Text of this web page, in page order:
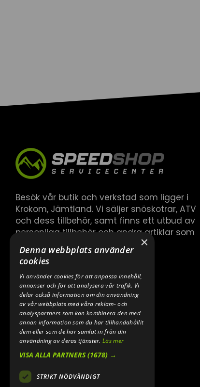
Besök vår butik och verkstad som ligger i
Krokom, Jämtland. Vi säljer snöskotrar, ATV
och dess tillbehör, samt finns ett utbud av
personliga tillbehör och andra artiklar som
hör till.
×
Denna webbplats använder
cookies
Vi använder cookies för att anpassa innehåll,
annonser och för att analysera vår trafik. Vi
delar också information om din användning
av vår webbplats med våra reklam- och
analyspartners som kan kombinera den med
annan information som du har tillhandahållit
dem eller som de har samlat in från din
användning av deras tjänster.Läs mer
VISA ALLA PARTNERS(1678) →
STRIKT NÖDVÄNDIGT